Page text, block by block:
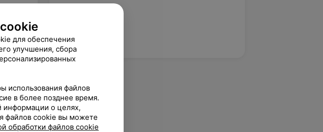
За
для обеспечения
улучшения, сбора
использования файлов
в более позднее время.
информации о целях,
файлов cookie вы можете
обработки файлов cookie